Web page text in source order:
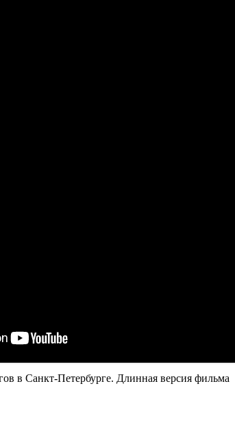
в Санкт-Петербурге. Длинная версия фильма